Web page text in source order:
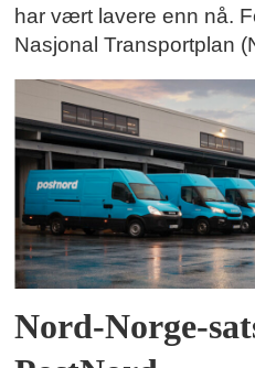
har vært lavere enn nå.
Nasjonal Transportplan
Nord-Norge-